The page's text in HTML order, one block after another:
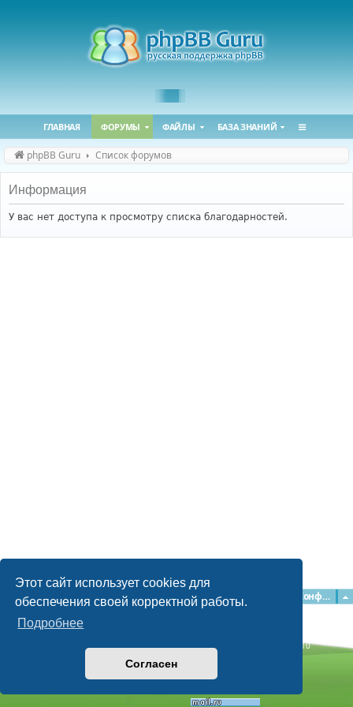
Этот сайт использует cookies для
обеспечения своей корректной работы.
Подробнее
Согласен
ГЛАВНАЯ ФОРУМЫ ФАЙЛЫ БАЗА ЗНАНИЙ
phpBB Guru Список форумов
Информация
У вас нет доступа к просмотру списка благодарностей.
Главная Форумы Конфиденциальность
Наша команда
Time: 0.063s| Peak Memory Usage: 2.15 МБ | GZIP: Off |
Queries: 10
© phpBB Guru, 2004—2026
Powered by
Style byArtodia